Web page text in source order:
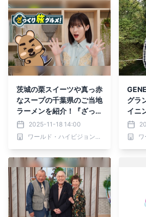
茨城の栗スイーツや真っ赤
なスープの千葉県のご当地
ラーメンを紹介！『ざっく
り旅グルメ』11月23日
（日）、30日（日）夕方6
時～ BS12 トゥエルビで放
2025-11-18 14:00
ワールド・ハイビジョン・チャンネル株式会社
グラ
イニ
の趣
（木
2 ト